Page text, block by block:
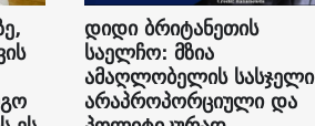
დიდი ბრიტანეთის
საელჩო: მზია
ამაღლობელის სასჯელი
არაპროპორციული და